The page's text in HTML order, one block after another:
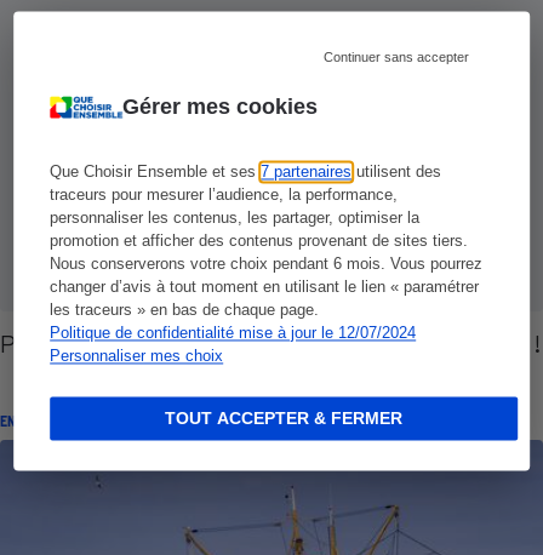
Gérer mes cookies
Que Choisir Ensemble et ses7 partenaires utilisent des
traceurs pour mesurer l’audience, la performance,
personnaliser les contenus, les partager, optimiser la
promotion et afficher des contenus provenant de sites tiers.
Nous conserverons votre choix pendant 6 mois. Vous pourrez
changer d’avis à tout moment en utilisant le lien « paramétrer
les traceurs » en bas de chaque page.
Politique de confidentialité mise à jour le 12/07/2024
Personnaliser mes choix
Continuer sans accepter
TOUT ACCEPTER & FERMER
Poissons sauvages - Adieu, pêches miraculeuses !
ENQUÊTE